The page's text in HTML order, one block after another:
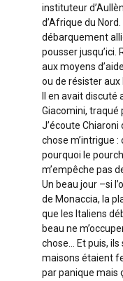
instituteur
d’Afrique du
débarquement
pousser jusqu’ici.
aux moyens
ou de résister aux
Il en avait
Giacomini, traqué
J’écoute Chiaroni
chose m’intrigue :
pourquoi le
m’empêche pas
Un beau jour –si
de Monaccia, la
que les Italiens
beau ne
chose… Et puis,
maisons étaient
par panique mais